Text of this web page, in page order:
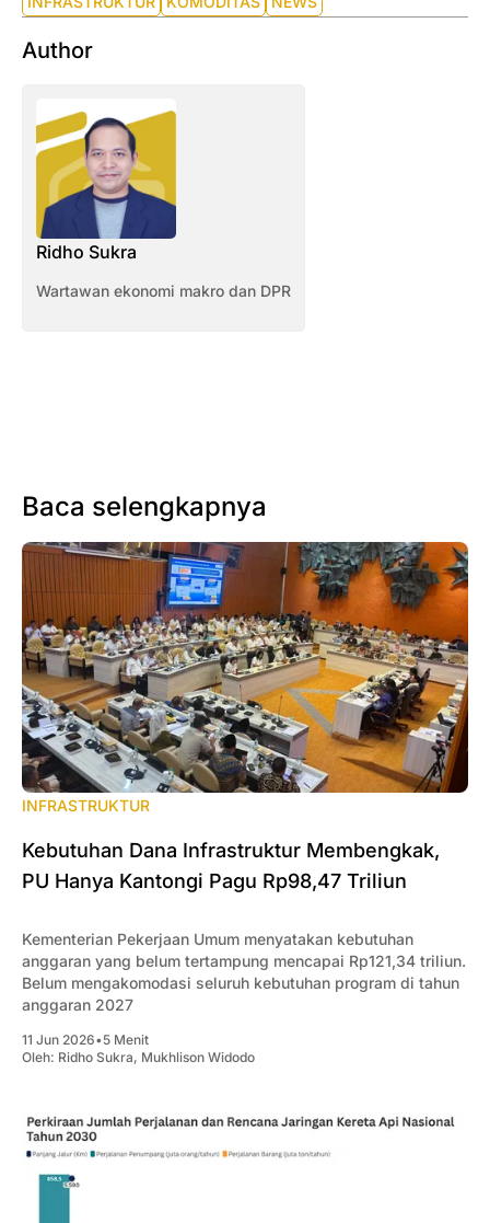
Author
Ridho Sukra
Wartawan ekonomi makro dan DPR
Baca selengkapnya
INFRASTRUKTUR
Kebutuhan Dana Infrastruktur Membengkak,
PU Hanya Kantongi Pagu Rp98,47 Triliun
Kementerian Pekerjaan Umum menyatakan kebutuhan
anggaran yang belum tertampung mencapai Rp121,34 triliun.
Belum mengakomodasi seluruh kebutuhan program di tahun
anggaran 2027
11 Jun 2026•5 Menit
Oleh: Ridho Sukra, Mukhlison Widodo